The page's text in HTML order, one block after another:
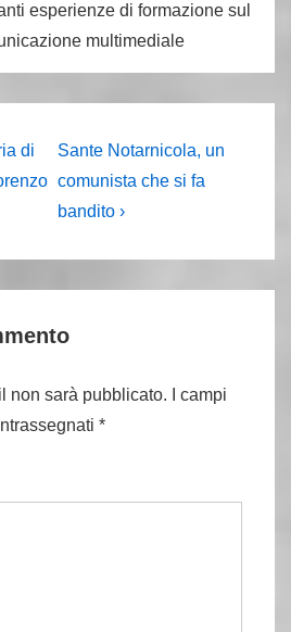
esperienze di formazione sul
multimediale
di
Il
prossimo
articolo
Sante Notarnicola, un
comunista che si fa
bandito ›
non sarà pubblicato.
I campi
*